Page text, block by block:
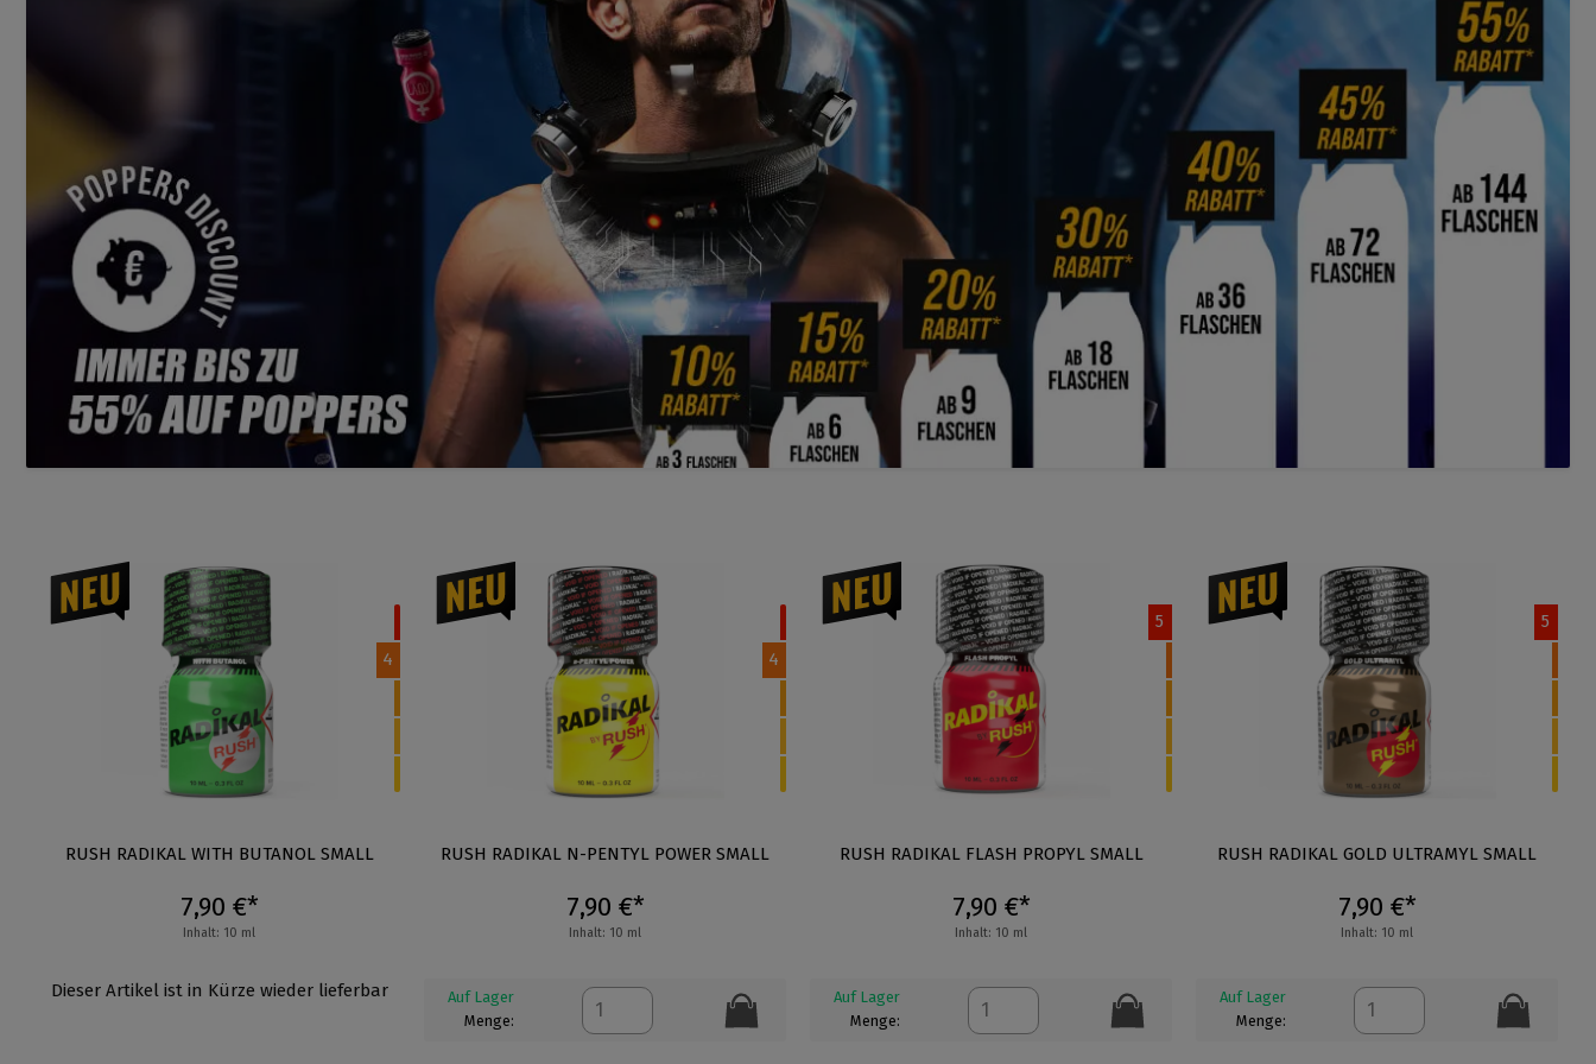
4
RUSH RADIKAL WITH BUTANOL SMALL
7,90 €*
Inhalt: 10 ml
Dieser Artikel ist in Kürze wieder lieferbar
4
RUSH RADIKAL N-PENTYL POWER SMALL
7,90 €*
Inhalt: 10 ml
Auf Lager
Menge:
5
RUSH RADIKAL FLASH PROPYL SMALL
7,90 €*
Inhalt: 10 ml
Auf Lager
Menge:
5
RUSH RADIKAL GOLD ULTRAMYL SMALL
7,90 €*
Inhalt: 10 ml
Auf Lager
Menge: